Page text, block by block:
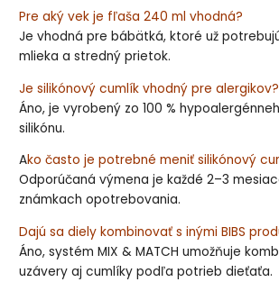
Pre aký vek je fľaša 240 ml vhodná?
Je vhodná pre bábätká, ktoré už
mlieka a stredný prietok.
Je silikónový cumlík vhodný pre alergikov?
Áno, je vyrobený zo 100 %
silikónu.
Ako často je potrebné meniť silikónový
Odporúčaná výmena je každé 2–3
známkach opotrebovania.
Dajú sa diely kombinovať s inými BIBS
Áno, systém MIX & MATCH umožňuje
uzávery aj cumlíky podľa potrieb dieťaťa.